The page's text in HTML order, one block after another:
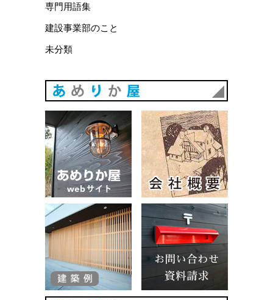
専門用語集
建設事業部のこと
未分類
あめりか屋WEBサイト